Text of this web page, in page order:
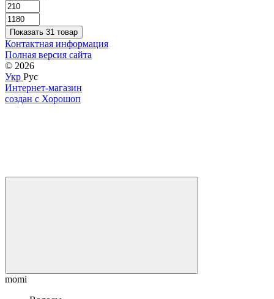
Показать 31 товар
Контактная информация
Полная версия сайта
© 2026
Укр Рус
Интернет-магазин
создан с Хорошоп
momi